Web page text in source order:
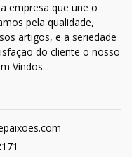
empresa que une o
pela qualidade,
artigos, e a seriedade
do cliente o nosso
Vindos...